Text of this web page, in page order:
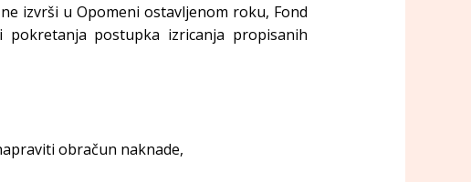
izvrši u Opomeni ostavljenom roku, Fond
postupka izricanja propisanih
obračun naknade,